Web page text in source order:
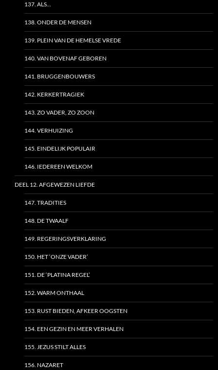
137. ALS…
138. ONDER DE MENSEN
139. PLEIN VAN DE HEMELSE VREDE
140. VAN BOVENAF GEBOREN
141. BRUGGENBOUWERS
142. KERKERTRAGIEK
143. ZO VADER, ZO ZOON
144. VERHUIZING
145. EINDELIJK POPULAIR
146. IEDEREEN WELKOM
DEEL 12. AFGEWEZEN LIEFDE
147. TRADITIES
148. DE TWAALF
149. REGERINGSVERKLARING
150. HET ‘ONZE VADER’
151. DE ‘PLATINA REGEL’
152. WARM ONTHAAL
153. RUST BIEDEN, AFKEER OOGSTEN
154. EEN GEZIN EN MEER VERHALEN
155. JEZUS STILT ALLES
156. NAZARET